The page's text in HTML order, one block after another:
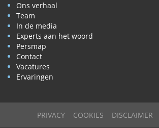
Ons verhaal
Team
In de media
Experts aan het woord
Persmap
Contact
Vacatures
Ervaringen
PRIVACY COOKIES DISCLAIMER